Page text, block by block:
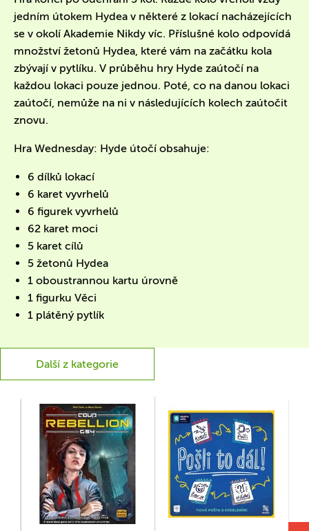
jedním útokem Hydea v některé z lokací nacházejících
se v okolí Akademie Nikdy víc. Příslušné kolo odpovídá
množství žetonů Hydea, které vám na začátku kola
zbývají v pytlíku. V průběhu hry Hyde zaútočí na
každou lokaci pouze jednou. Poté, co na danou lokaci
zaútočí, nemůže na ni v následujících kolech zaútočit
znovu.
Hra Wednesday: Hyde útočí obsahuje:
6 dílků lokací
6 karet vyvrhelů
6 figurek vyvrhelů
62 karet moci
5 karet cílů
5 žetonů Hydea
1 oboustrannou kartu úrovně
1 figurku Věci
1 plátěný pytlík
Další z kategorie